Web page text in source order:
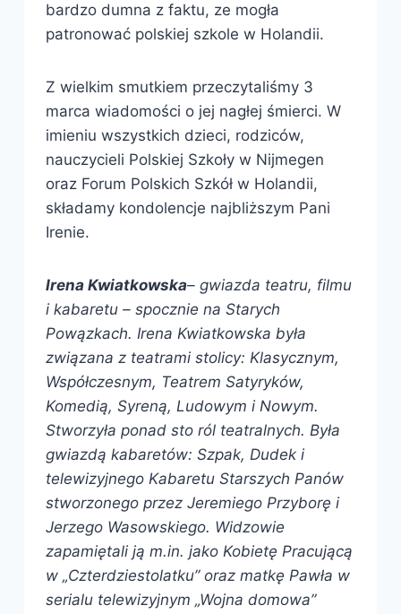
bardzo dumna z faktu, ze mogła
patronować polskiej szkole w Holandii.
Z wielkim smutkiem przeczytaliśmy 3
marca wiadomości o jej nagłej śmierci. W
imieniu wszystkich dzieci, rodziców,
nauczycieli Polskiej Szkoły w Nijmegen
oraz Forum Polskich Szkół w Holandii,
składamy kondolencje najbliższym Pani
Irenie.
Irena Kwiatkowska– gwiazda teatru, filmu
i kabaretu – spocznie na Starych
Powązkach. Irena Kwiatkowska była
związana z teatrami stolicy: Klasycznym,
Współczesnym, Teatrem Satyryków,
Komedią, Syreną, Ludowym i Nowym.
Stworzyła ponad sto ról teatralnych. Była
gwiazdą kabaretów: Szpak, Dudek i
telewizyjnego Kabaretu Starszych Panów
stworzonego przez Jeremiego Przyborę i
Jerzego Wasowskiego. Widzowie
zapamiętali ją m.in. jako Kobietę Pracującą
w „Czterdziestolatku” oraz matkę Pawła w
serialu telewizyjnym „Wojna domowa”